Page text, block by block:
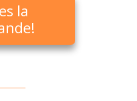
la